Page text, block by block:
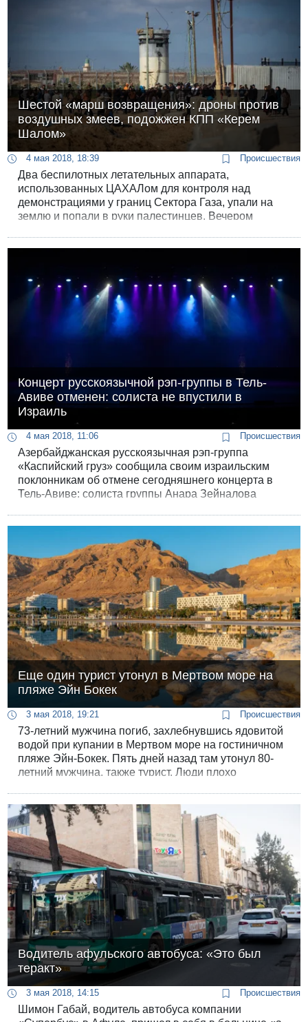
Шестой «марш возвращения»: дроны против
воздушных змеев, подожжен КПП «Керем
Шалом»
4 мая 2018, 18:39 Происшествия
Два беспилотных летательных аппарата,
использованных ЦАХАЛом для контроля над
демонстрациями у границ Сектора Газа, упали на
землю и попали в руки палестинцев. Вечером
Концерт русскоязычной рэп-группы в Тель-
Авиве отменен: солиста не впустили в
Израиль
4 мая 2018, 11:06 Происшествия
Азербайджанская русскоязычная рэп-группа
«Каспийский груз» сообщила своим израильским
поклонникам об отмене сегодняшнего концерта в
Тель-Авиве: солиста группы Анара Зейналова
Еще один турист утонул в Мертвом море на
пляже Эйн Бокек
3 мая 2018, 19:21 Происшествия
73-летний мужчина погиб, захлебнувшись ядовитой
водой при купании в Мертвом море на гостиничном
пляже Эйн-Бокек. Пять дней назад там утонул 80-
летний мужчина, также турист. Люди плохо
Водитель афульского автобуса: «Это был
теракт»
3 мая 2018, 14:15 Происшествия
Шимон Габай, водитель автобуса компании